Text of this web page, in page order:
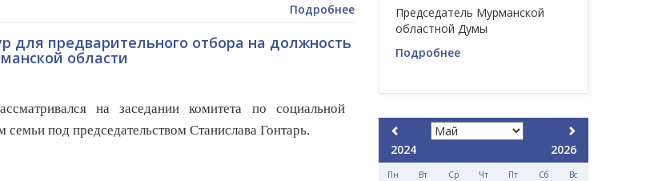
Подробнее
для предварительного отбора на должность
области
на заседании комитета по социальной
семьи под председательством Станислава Гонтарь.
Председатель Мурманской
областной Думы
Подробнее
2024 2026
Пн Вт Ср Чт Пт Сб Вс